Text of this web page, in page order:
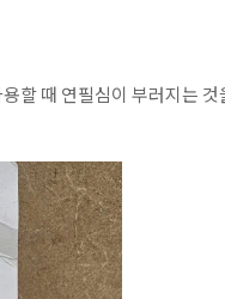
때 연필심이 부러지는 것